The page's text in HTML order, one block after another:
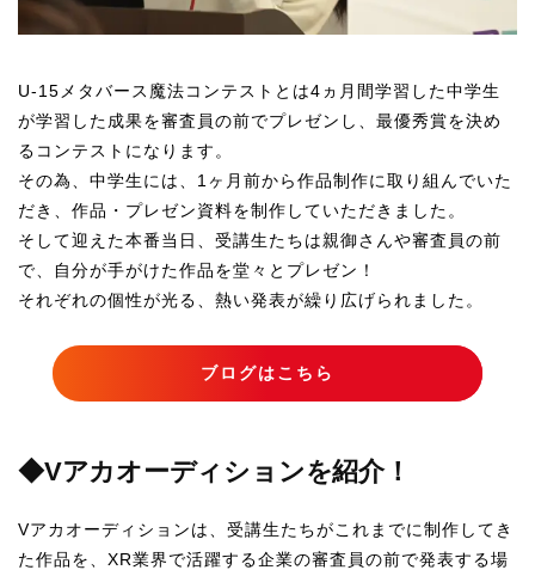
U-15メタバース魔法コンテストとは4ヵ月間学習した中学生
が学習した成果を審査員の前でプレゼンし、最優秀賞を決め
るコンテストになります。
その為、中学生には、1ヶ月前から作品制作に取り組んでいた
だき、作品・プレゼン資料を制作していただきました。
そして迎えた本番当日、受講生たちは親御さんや審査員の前
で、自分が手がけた作品を堂々とプレゼン！
それぞれの個性が光る、熱い発表が繰り広げられました。
ブログはこちら
◆Vアカオーディションを紹介！
Vアカオーディションは、受講生たちがこれまでに制作してき
た作品を、XR業界で活躍する企業の審査員の前で発表する場